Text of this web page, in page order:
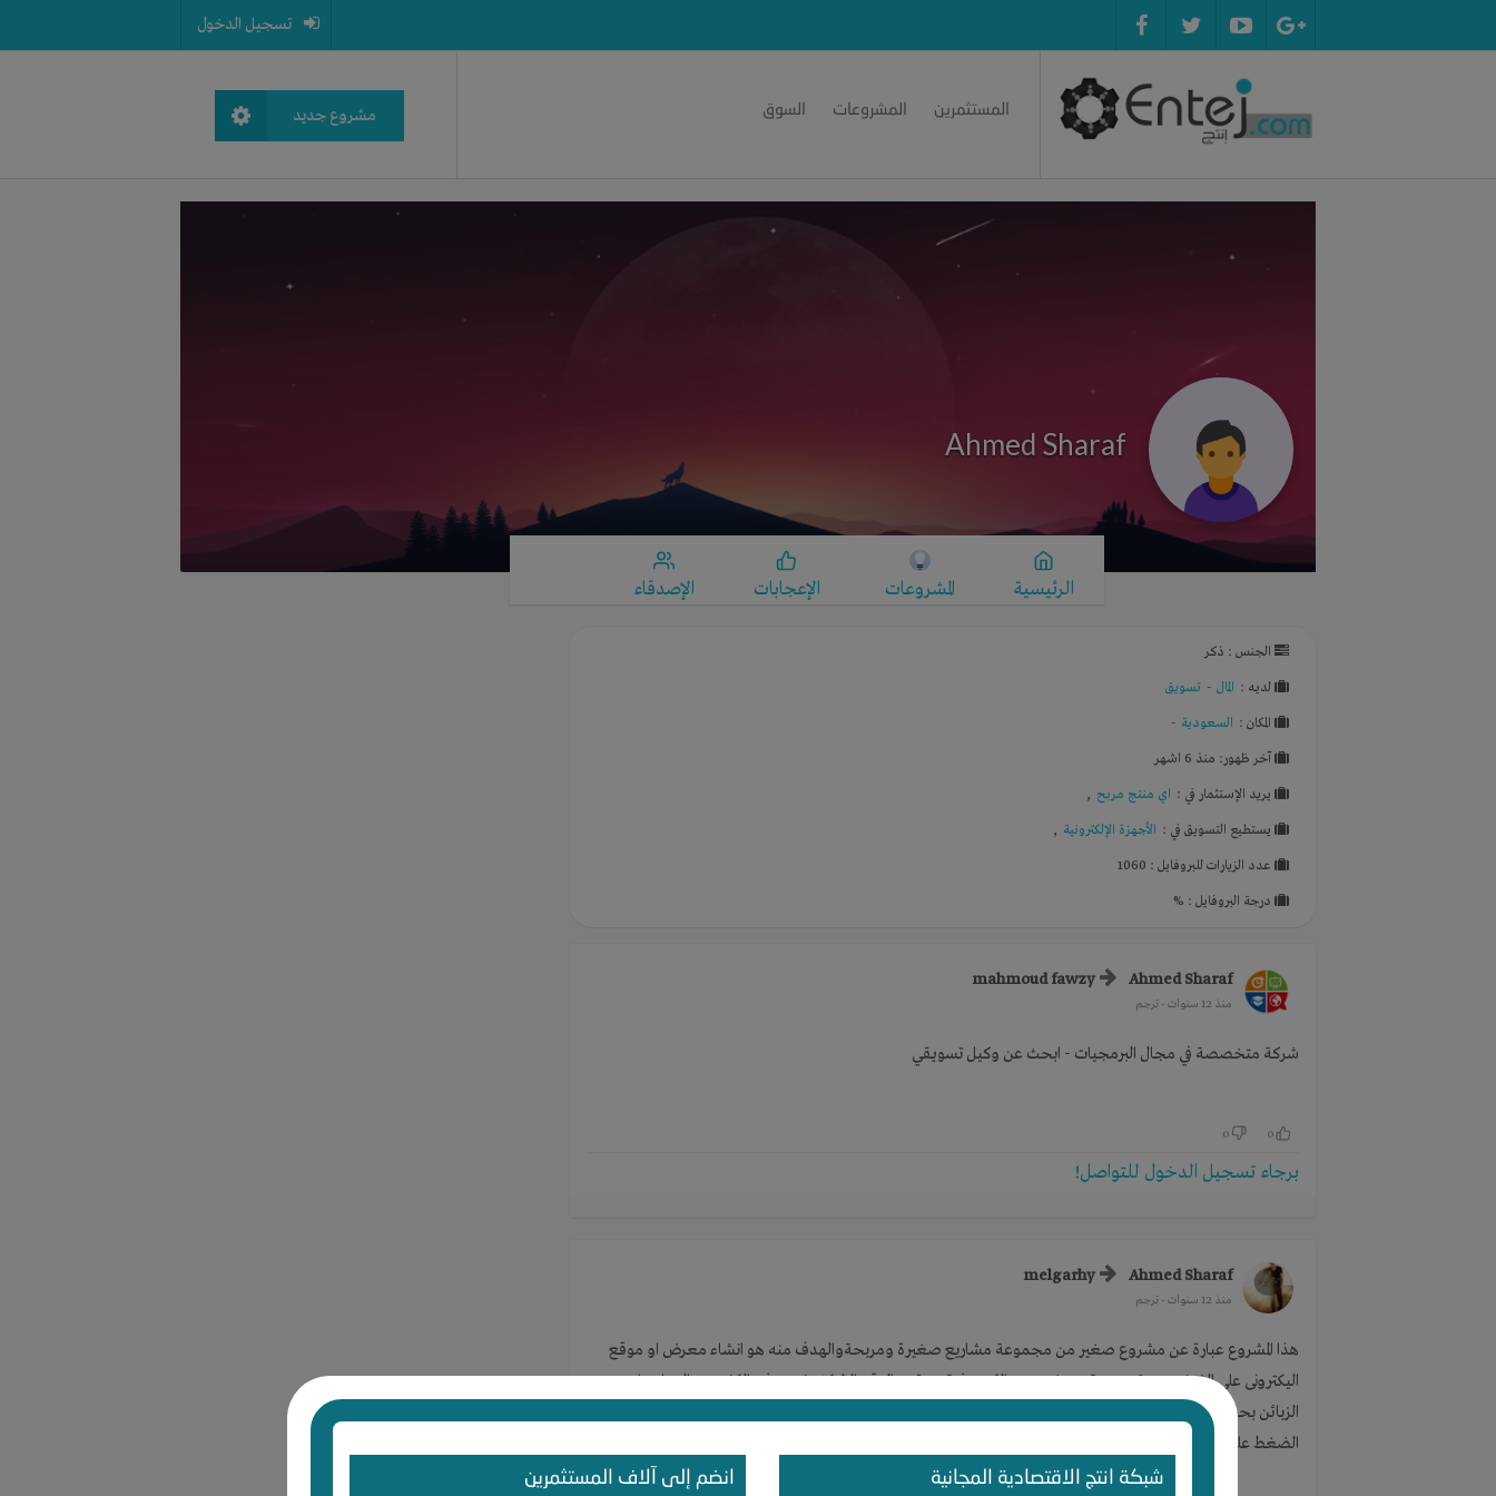
شبكة انتج الاقتصادية المجانية انضم إلى آلاف المستثمرين
تسجيل الدخول
المستثمرين المشروعات السوق مشروع جديد
Ahmed Sharaf
الرئيسية المشروعات الإعجابات الإصدقاء
الجنس : ذكر
لديـه : المال - تسويق
المكان : السعودية -
آخر ظهور: منذ 6 اشهر
يريد الإستثمار في : اي منتج مربح ,
يستطيع التسويق في : الأجهزة الإلكترونية ,
عدد الزيارات للبروفايل : 1060
درجة البروفايل : %
mahmoud fawzy Ahmed Sharaf
منذ 12 سنوات - ترجم
شركة متخصصة في مجال البرمجيات - ابحث عن وكيل تسويقي‎‎
0
0
برجاء تسجيل الدخول للتواصل!
melgarhy Ahmed Sharaf
منذ 12 سنوات - ترجم
هذا المشروع عبارة عن مشروع صغير من مجموعة مشاريع صغيرة ومربحةوالهدف منه هو انشاء معرض او موقع
اليكترونى على الانترنت يتم تصميمة وعرض وبيع الكتب فية. ويقوم الموقع الاليكترونى بتوفير الكثير من العناء على
الزبائن بحيث يجد الكتاب الذى يرغب بة فى الموقع او معرض الكتب بدون مواجهة مشاكل او صعوبات فقط عن طريق
الضغط على شراء هذا الكتاب ويتم توصيلة الى منزلة عن طريق شركة الشحن المتقف معها على ذلك.